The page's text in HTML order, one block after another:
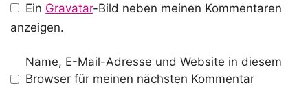
Ein Gravatar-Bild neben meinen Kommentaren
anzeigen.
Name, E-Mail-Adresse und Website in diesem
Browser für meinen nächsten Kommentar